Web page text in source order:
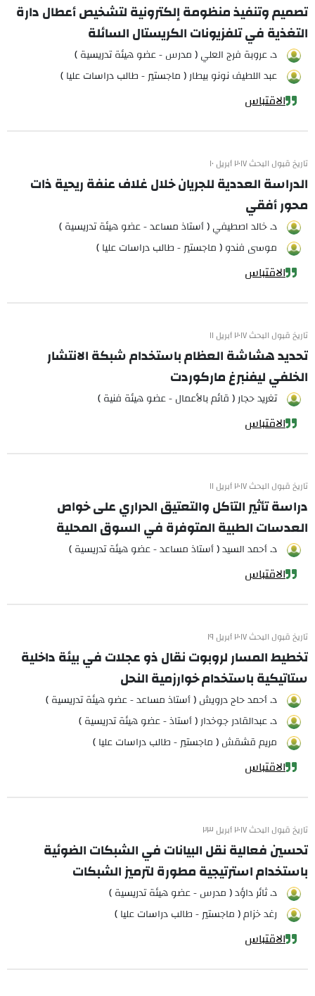
تصميم وتنفيذ منظومة إلكترونية لتشخيص أعطال دارة
التغذية في تلفزيونات الكريستال السائلة
د. عروبة فرج العلي ( مدرس - عضو هيئة تدريسية )
عبد اللطيف نونو بيطار ( ماجستير - طالب دراسات عليا )
الاقتباس
تاريخ قبول البحث ٢٠١٧ أبريل ١٠
الدراسة العددية للجريان خلال غلاف عنفة ريحية ذات
محور أفقي
د. خالد اصطيفي ( أستاذ مساعد - عضو هيئة تدريسية )
موسى فندو ( ماجستير - طالب دراسات عليا )
الاقتباس
تاريخ قبول البحث ٢٠١٧ أبريل ١١
تحديد هشاشة العظام باستخدام شبكة الانتشار
الخلفي ليفنبرغ ماركوردت
تغريد حجار ( قائم بالأعمال - عضو هيئة فنية )
الاقتباس
تاريخ قبول البحث ٢٠١٧ أبريل ١١
دراسة تأثير التآكل والتعتيق الحراري على خواص
العدسات الطبية المتوفرة في السوق المحلية
د. أحمد السيد ( أستاذ مساعد - عضو هيئة تدريسية )
الاقتباس
تاريخ قبول البحث ٢٠١٧ أبريل ١٩
تخطيط المسار لروبوت نقال ذو عجلات في بيئة داخلية
ستاتيكية باستخدام خوارزمية النحل
د. أحمد حاج درويش ( أستاذ مساعد - عضو هيئة تدريسية )
د. عبدالقادر جوخدار ( أستاذ - عضو هيئة تدريسية )
مريم قشقش ( ماجستير - طالب دراسات عليا )
الاقتباس
تاريخ قبول البحث ٢٠١٧ أبريل ٢٣
تحسين فعالية نقل البيانات في الشبكات الضوئية
باستخدام استرتيجية مطورة لترميز الشبكات
د. ثائر داؤد ( مدرس - عضو هيئة تدريسية )
رغد خزام ( ماجستير - طالب دراسات عليا )
الاقتباس